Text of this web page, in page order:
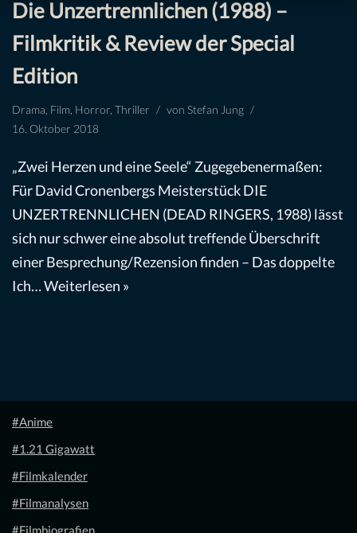
Die Unzertrennlichen (1988) –
Filmkritik & Review der Special
Edition
Drama Film Horror Thriller von Stefan Jung
16. Oktober 2018
„Zwei Herzen und eine Seele“ Zugegebenermaßen:
Für David Cronenbergs Meisterstück DIE
UNZERTRENNLICHEN (DEAD RINGERS, 1988) lässt
sich nur schwer eine absolut treffende Überschrift
einer Besprechung/Rezension finden – Das doppelte
Ich…Weiterlesen »
#Anime
#1.21 Gigawatt
#Filmkalender
#Filmanalysen
#Filmbiografien